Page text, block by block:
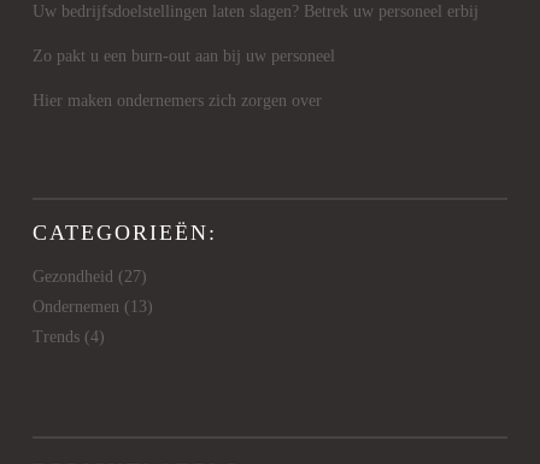
Uw bedrijfsdoelstellingen laten slagen? Betrek uw personeel erbij
Zo pakt u een burn-out aan bij uw personeel
Hier maken ondernemers zich zorgen over
CATEGORIEËN:
Gezondheid (27)
Ondernemen (13)
Trends(4)